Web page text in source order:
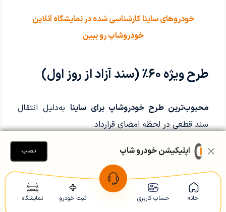
خودروهای ساینا کارشناسی شده در نمایشگاه آنلاین
خودروشاپ رو ببین
طرح ویژه ۶۰٪ (سند آزاد از روز اول)
محبوب‌ترین طرح خودرو‌شاپ برای ساینابه‌دلیل انتقال
سند قطعی در لحظه امضای قرارداد.
در این طرح، خودرو بلافاصله و بدون تعهد رهنی به نام
خریدار منتقل می‌شود.
مدارک پایه:
کارت ملی و شناسنامه
خانه حساب کاربری ثبت خودرو نمایشگاه
اپلیکیشن خودرو شاپ نصب